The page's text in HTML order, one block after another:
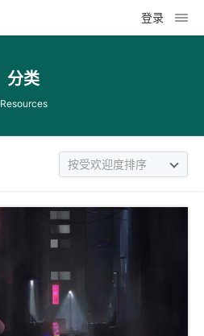
登录
分类
Resources
按受欢迎度排序